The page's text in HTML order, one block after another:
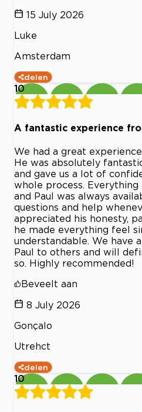
15 July 2026
Luke
Amsterdam
delen
10
A fantastic experience
We had a great
He was absolutely
and gave us a lot of
whole process. Everything
and Paul was always
questions and help
appreciated his honesty,
he made everything feel
understandable. We have
Paul to others and will
so. Highly recommended!
Beveelt aan
8 July 2026
Gonçalo
Utrehct
delen
10